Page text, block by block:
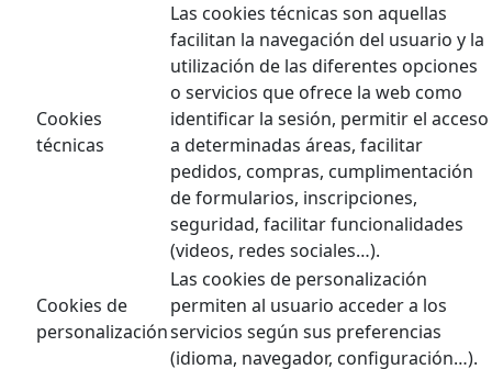
Cookies
técnicas
Las cookies técnicas son aquellas
facilitan la navegación del usuario y la
utilización de las diferentes opciones
o servicios que ofrece la web como
identificar la sesión, permitir el acceso
a determinadas áreas, facilitar
pedidos, compras, cumplimentación
de formularios, inscripciones,
seguridad, facilitar funcionalidades
(videos, redes sociales…).
Cookies de
personalización
Las cookies de personalización
permiten al usuario acceder a los
servicios según sus preferencias
(idioma, navegador, configuración…).